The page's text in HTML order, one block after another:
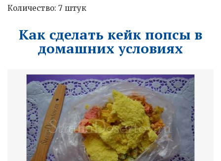
Количество: 7 штук
Как сделать кейк попсы в
домашних условиях